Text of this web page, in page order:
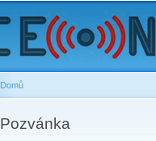
You are here
Domů
Pozvánka